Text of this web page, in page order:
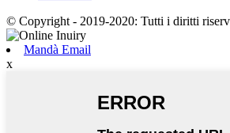
© Copyright - 2019-2020: Tutti i diritti
Mandà Email
x